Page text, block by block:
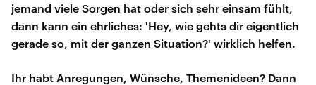
jemand viele Sorgen hat oder sich sehr einsam fühlt,
dann kann ein ehrliches: 'Hey, wie gehts dir eigentlich
gerade so, mit der ganzen Situation?' wirklich helfen.
Ihr habt Anregungen, Wünsche, Themenideen? Dann